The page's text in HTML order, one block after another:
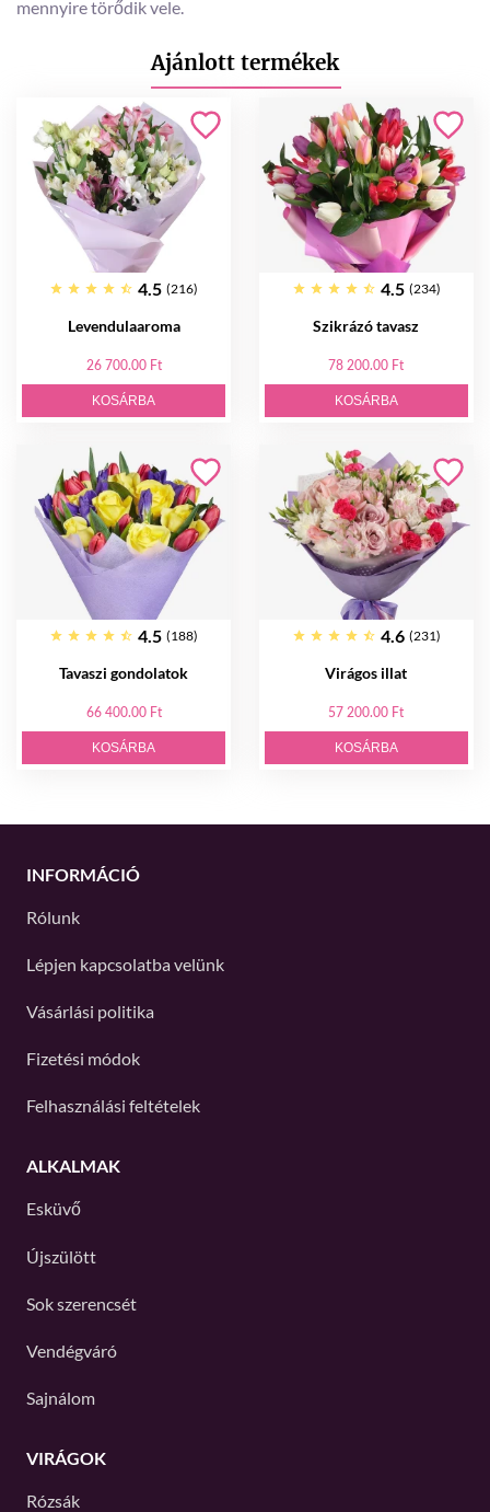
mennyire törődik vele.
Ajánlott termékek
4.5 (216)
Levendulaaroma
26 700.00 Ft
KOSÁRBA
4.5 (234)
Szikrázó tavasz
78 200.00 Ft
KOSÁRBA
4.5 (188)
Tavaszi gondolatok
66 400.00 Ft
KOSÁRBA
4.6 (231)
Virágos illat
57 200.00 Ft
KOSÁRBA
INFORMÁCIÓ
Rólunk
Lépjen kapcsolatba velünk
Vásárlási politika
Fizetési módok
Felhasználási feltételek
ALKALMAK
Esküvő
Újszülött
Sok szerencsét
Vendégváró
Sajnálom
VIRÁGOK
Rózsák